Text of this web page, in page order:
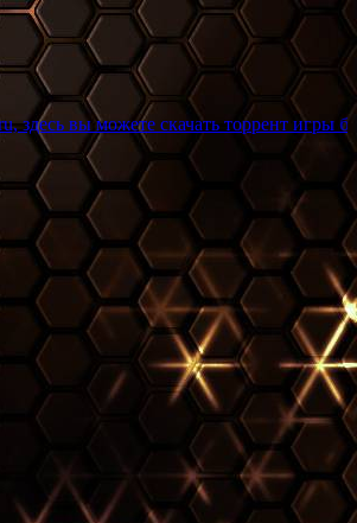
скачать торрент игры бесплатно и